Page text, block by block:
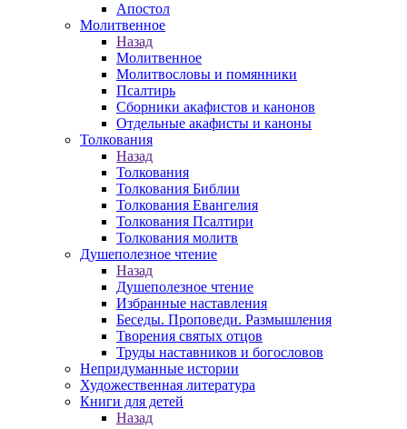
Апостол
Молитвенное
Назад
Молитвенное
Молитвословы и помянники
Псалтирь
Сборники акафистов и канонов
Отдельные акафисты и каноны
Толкования
Назад
Толкования
Толкования Библии
Толкования Евангелия
Толкования Псалтири
Толкования молитв
Душеполезное чтение
Назад
Душеполезное чтение
Избранные наставления
Беседы. Проповеди. Размышления
Творения святых отцов
Труды наставников и богословов
Непридуманные истории
Художественная литература
Книги для детей
Назад